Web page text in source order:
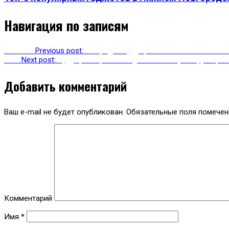
Навигация по записям
Previous post:
Next post:
Добавить комментарий
Ваш e-mail не будет опубликован. Обязательные поля
Комментарий
Имя *